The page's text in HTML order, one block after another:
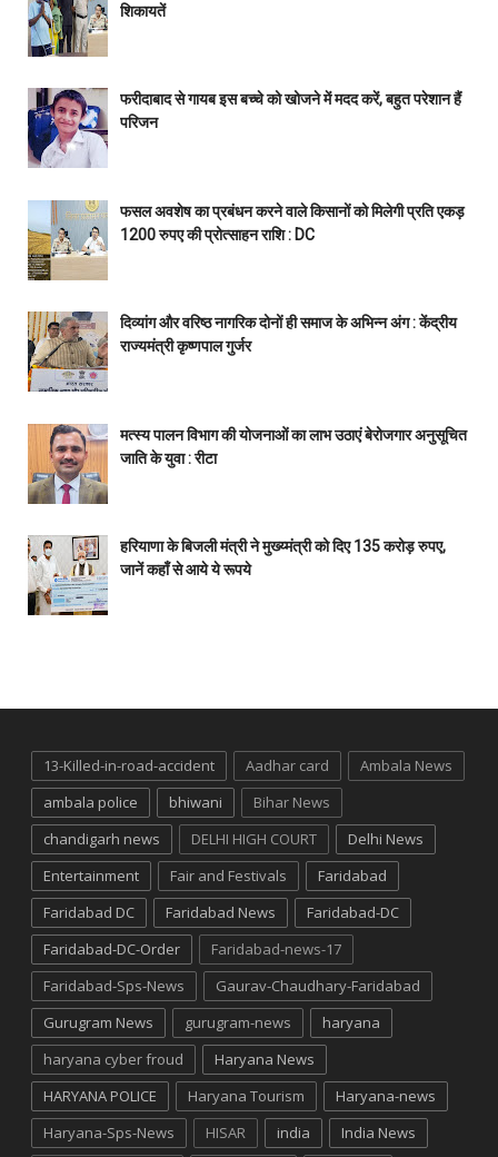
शिकायतें
फरीदाबाद से गायब इस बच्चे को खोजने में मदद करें, बहुत परेशान हैं
परिजन
फसल अवशेष का प्रबंधन करने वाले किसानों को मिलेगी प्रति एकड़
1200 रुपए की प्रोत्साहन राशि : DC
दिव्यांग और वरिष्ठ नागरिक दोनों ही समाज के अभिन्न अंग : केंद्रीय
राज्यमंत्री कृष्णपाल गुर्जर
मत्स्य पालन विभाग की योजनाओं का लाभ उठाएं बेरोजगार अनुसूचित
जाति के युवा : रीटा
हरियाणा के बिजली मंत्री ने मुख्य्मंत्री को दिए 135 करोड़ रुपए,
जानें कहाँ से आये ये रूपये
13-Killed-in-road-accident Aadhar card
Ambala News
ambala police
bhiwani
Bihar News
chandigarh news
DELHI HIGH COURT
Delhi News
Entertainment
Fair and Festivals
Faridabad
Faridabad DC
Faridabad News
Faridabad-DC
Faridabad-DC-Order
Faridabad-news-17
Faridabad-Sps-News
Gaurav-Chaudhary-Faridabad
Gurugram News
gurugram-news
haryana
haryana cyber froud
Haryana News
HARYANA POLICE
Haryana Tourism
Haryana-news
Haryana-Sps-News
HISAR india India News